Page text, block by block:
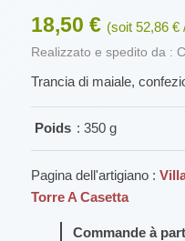
18,50 € (soit 52,86 €
Realizzato e spedito da :
Trancia di maiale,
Poids : 350 g
Pagina dell'artigiano :
Torre A Casetta
Commande à